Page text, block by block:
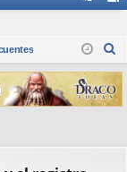
nti
fic
ar
ist
ra
rs
s
c
r